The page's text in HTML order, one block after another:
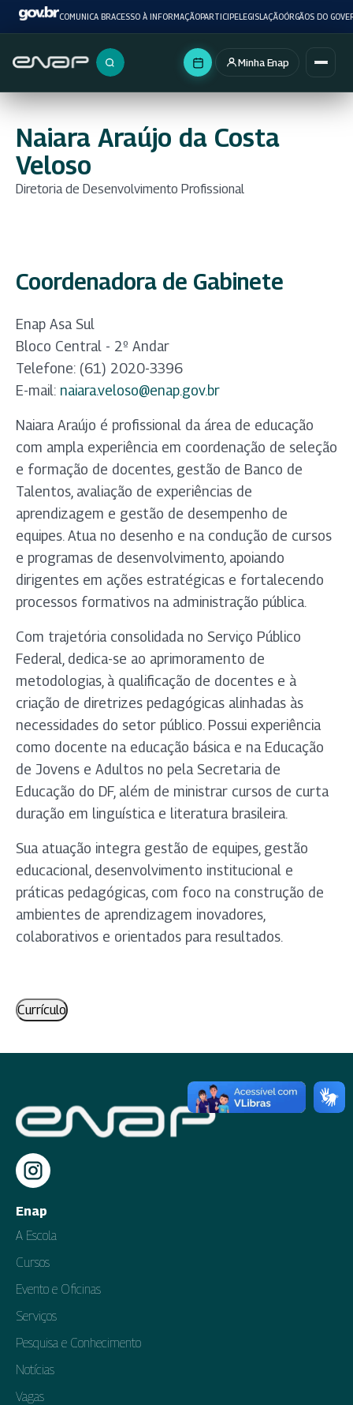
COMUNICA BRACESSO À INFORMAÇÃOPARTICIPELEGISLAÇÃOÓRGÃOS DO
Buscar no portal
Minha Enap
Naiara Araújo da Costa
Veloso
Diretoria de Desenvolvimento Profissional
Coordenadora de Gabinete
Enap Asa Sul
Bloco Central - 2º Andar
Telefone: (61) 2020-3396
E-mail: naiara.veloso@enap.gov.br
Naiara Araújo é profissional da área de educação
com ampla experiência em coordenação de seleção
e formação de docentes, gestão de Banco de
Talentos, avaliação de experiências de
aprendizagem e gestão de desempenho de
equipes. Atua no desenho e na condução de cursos
e programas de desenvolvimento, apoiando
dirigentes em ações estratégicas e fortalecendo
processos formativos na administração pública.
Com trajetória consolidada no Serviço Público
Federal, dedica-se ao aprimoramento de
metodologias, à qualificação de docentes e à
criação de diretrizes pedagógicas alinhadas às
necessidades do setor público. Possui experiência
como docente na educação básica e na Educação
de Jovens e Adultos no pela Secretaria de
Educação do DF, além de ministrar cursos de curta
duração em linguística e literatura brasileira.
Sua atuação integra gestão de equipes, gestão
educacional, desenvolvimento institucional e
práticas pedagógicas, com foco na construção de
ambientes de aprendizagem inovadores,
colaborativos e orientados para resultados.
Currículo
Enap
A Escola
Cursos
Evento e Oficinas
Serviços
Pesquisa e Conhecimento
Notícias
Vagas